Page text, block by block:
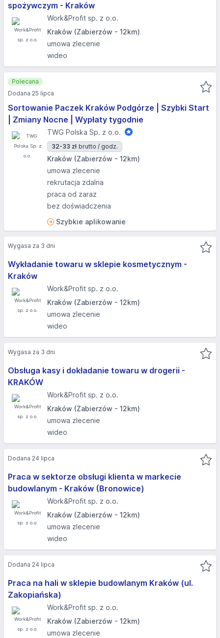
spożywczym - Kraków
Work&Profit sp. z o.o.
Kraków (Zabierzów - 12km)
umowa zlecenie
wideo
Sortowanie Paczek Kraków Podgórze | Szybki Start
| Zmiany Nocne | Wypłaty tygodnie
TWG Polska Sp. z o.o.
32-33 zł brutto / godz.
Kraków (Zabierzów - 12km)
umowa zlecenie
rekrutacja zdalna
praca od zaraz
bez doświadczenia
Szybkie aplikowanie
Polecana
Dodana 25 lipca
Wykładanie towaru w sklepie kosmetycznym -
Kraków
Work&Profit sp. z o.o.
Kraków (Zabierzów - 12km)
umowa zlecenie
wideo
Wygasa za 3 dni
Obsługa kasy i dokładanie towaru w drogerii -
KRAKÓW
Work&Profit sp. z o.o.
Kraków (Zabierzów - 12km)
umowa zlecenie
wideo
Wygasa za 3 dni
Praca w sektorze obsługi klienta w markecie
budowlanym - Kraków (Bronowice)​
Work&Profit sp. z o.o.
Kraków (Zabierzów - 12km)
umowa zlecenie
wideo
Dodana 24 lipca
Praca na hali w sklepie budowlanym Kraków (ul.
Zakopiańska)
Work&Profit sp. z o.o.
Kraków (Zabierzów - 12km)
umowa zlecenie
Dodana 24 lipca